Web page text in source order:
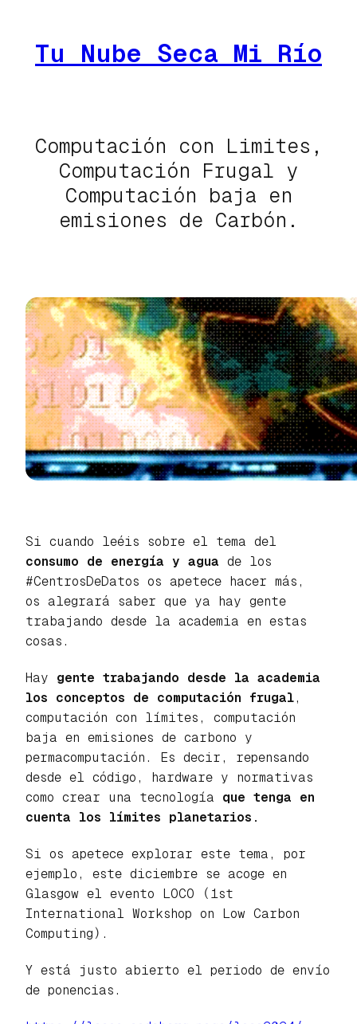
contenido
Tu Nube Seca Mi Río
Computación con Limites,
Computación Frugal y
Computación baja en
emisiones de Carbón.
Si cuando leéis sobre el tema del
consumo de energía y agua de los
#CentrosDeDatos os apetece hacer más,
os alegrará saber que ya hay gente
trabajando desde la academia en estas
cosas.
Hay gente trabajando desde la academia
los conceptos de computación frugal,
computación con límites, computación
baja en emisiones de carbono y
permacomputación. Es decir, repensando
desde el código, hardware y normativas
como crear una tecnología que tenga en
cuenta los límites planetarios.
Si os apetece explorar este tema, por
ejemplo, este diciembre se acoge en
Glasgow el evento LOCO (1st
International Workshop on Low Carbon
Computing).
Y está justo abierto el periodo de envío
de ponencias.